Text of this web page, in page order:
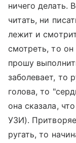
ничего делать.
читать, ни
лежит и
смотреть, то он
прошу
заболевает, то
голова, то
она сказала,
УЗИ).
ругать, то